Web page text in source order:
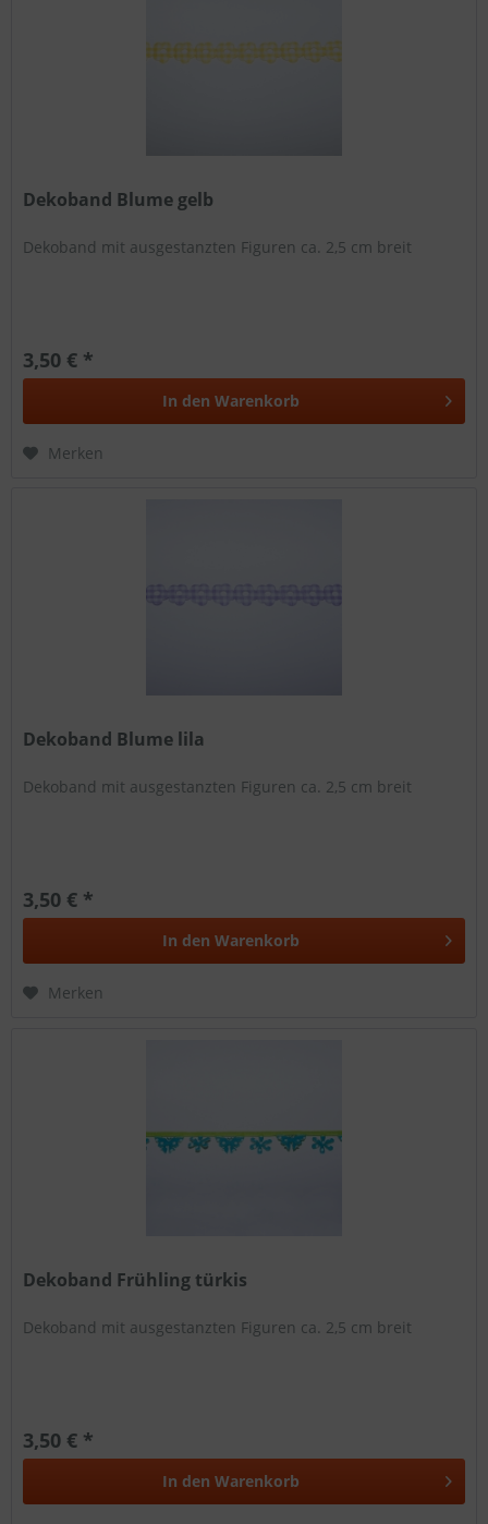
Dekoband Blume gelb
Dekoband mit ausgestanzten Figuren ca. 2,5 cm breit
3,50 € *
In den Warenkorb
Merken
Dekoband Blume lila
Dekoband mit ausgestanzten Figuren ca. 2,5 cm breit
3,50 € *
In den Warenkorb
Merken
Dekoband Frühling türkis
Dekoband mit ausgestanzten Figuren ca. 2,5 cm breit
3,50 € *
In den Warenkorb